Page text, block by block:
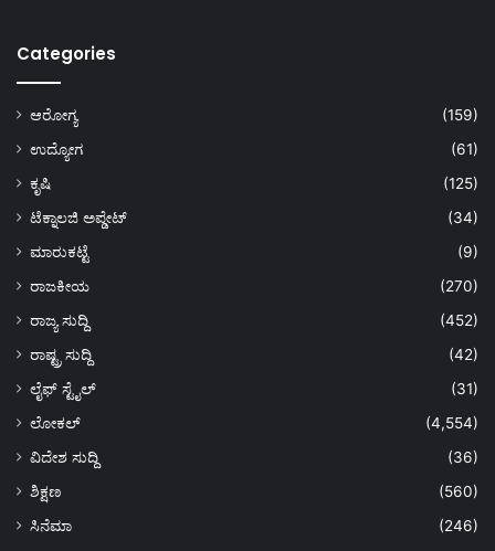
Categories
ಆರೋಗ್ಯ
(159)
ಉದ್ಯೋಗ
(61)
ಕೃಷಿ
(125)
ಟೆಕ್ನಾಲಜಿ ಅಪ್ಡೇಟ್
(34)
ಮಾರುಕಟ್ಟೆ
(9)
ರಾಜಕೀಯ
(270)
ರಾಜ್ಯ ಸುದ್ದಿ
(452)
ರಾಷ್ಟ್ರ ಸುದ್ದಿ
(42)
ಲೈಫ್ ಸ್ಟೈಲ್
(31)
ಲೋಕಲ್
(4,554)
ವಿದೇಶ ಸುದ್ದಿ
(36)
ಶಿಕ್ಷಣ
(560)
ಸಿನೆಮಾ
(246)